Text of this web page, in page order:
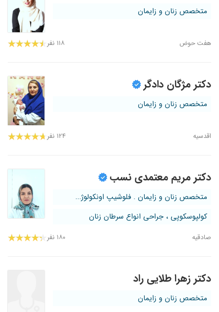
متخصص زنان و زایمان
هفت‌ حوض ۱۱۸ نفر
دکتر مژگان دادگر
متخصص زنان و زایمان
اقدسیه ۱۲۴ نفر
دکتر مریم معتمدی نسب
متخصص زنان و زایمان . فلوشیپ اونکولوژ...
کولپوسکوپی ، جراحی انواع سرطان زنان
صادقیه ۱۸۰ نفر
دکتر زهرا طلایی راد
متخصص زنان و زایمان